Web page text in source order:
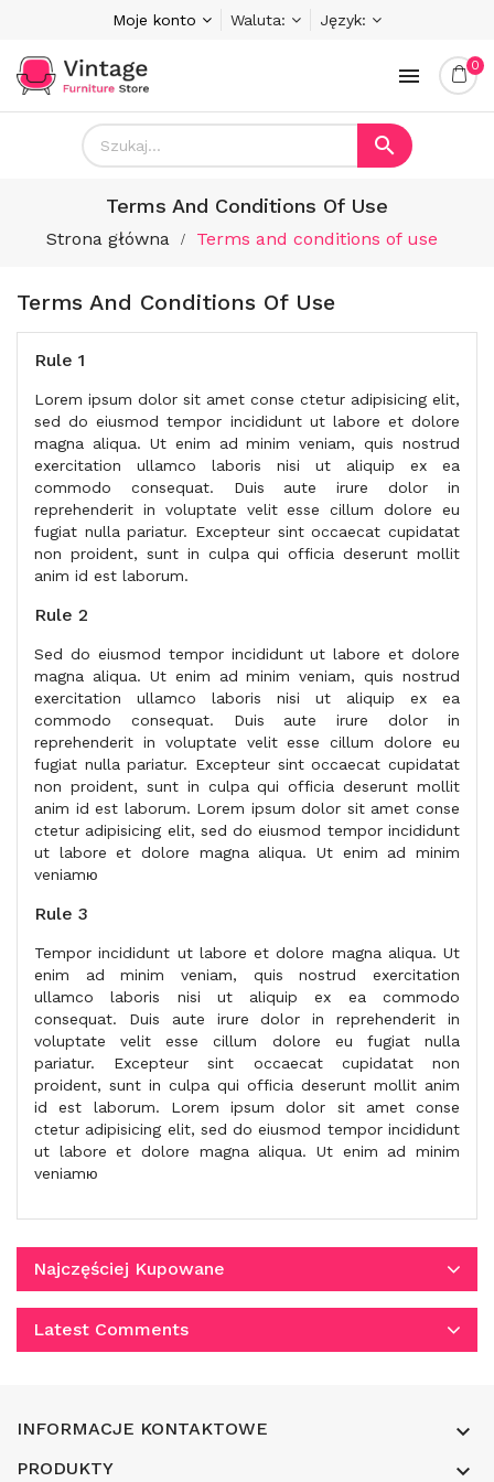
Moje konto Waluta: Język:
 0

Terms And Conditions Of Use
Strona główna Terms and conditions of use
Terms And Conditions Of Use
Rule 1
Lorem ipsum dolor sit amet conse ctetur adipisicing elit,
sed do eiusmod tempor incididunt ut labore et dolore
magna aliqua. Ut enim ad minim veniam, quis nostrud
exercitation ullamco laboris nisi ut aliquip ex ea
commodo consequat. Duis aute irure dolor in
reprehenderit in voluptate velit esse cillum dolore eu
fugiat nulla pariatur. Excepteur sint occaecat cupidatat
non proident, sunt in culpa qui officia deserunt mollit
anim id est laborum.
Rule 2
Sed do eiusmod tempor incididunt ut labore et dolore
magna aliqua. Ut enim ad minim veniam, quis nostrud
exercitation ullamco laboris nisi ut aliquip ex ea
commodo consequat. Duis aute irure dolor in
reprehenderit in voluptate velit esse cillum dolore eu
fugiat nulla pariatur. Excepteur sint occaecat cupidatat
non proident, sunt in culpa qui officia deserunt mollit
anim id est laborum. Lorem ipsum dolor sit amet conse
ctetur adipisicing elit, sed do eiusmod tempor incididunt
ut labore et dolore magna aliqua. Ut enim ad minim
veniamю
Rule 3
Tempor incididunt ut labore et dolore magna aliqua. Ut
enim ad minim veniam, quis nostrud exercitation
ullamco laboris nisi ut aliquip ex ea commodo
consequat. Duis aute irure dolor in reprehenderit in
voluptate velit esse cillum dolore eu fugiat nulla
pariatur. Excepteur sint occaecat cupidatat non
proident, sunt in culpa qui officia deserunt mollit anim
id est laborum. Lorem ipsum dolor sit amet conse
ctetur adipisicing elit, sed do eiusmod tempor incididunt
ut labore et dolore magna aliqua. Ut enim ad minim
veniamю
Najczęściej Kupowane
Latest Comments
INFORMACJE KONTAKTOWE 
PRODUKTY 